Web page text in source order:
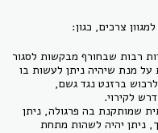
צרכים, כגון:
רבות שבחורף מבקשות לסגור
מנת שיהיה ניתן לעשות בו
ברזנט נגד גשם,
לקירוי.
שמותקנת בה פרגולה, ניתן
ניתן יהיה לשהות מתחת